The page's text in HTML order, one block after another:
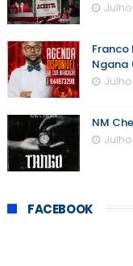
Julho
Franco
Ngana
Julho
NM
Julho
FACEBOOK